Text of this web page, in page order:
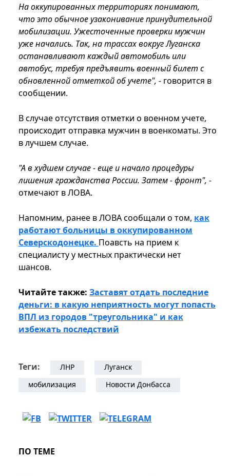
На оккупированных территориях понимают,
что это обычное узаконивание принудительной
мобилизации. Ужесточенные проверки мужчин
уже начались. Так, на трассах вокруг Луганска
останавливают каждый автомобиль или
автобус, требуя предъявить военный билет с
обновленной отметкой об учете", - говорится в
сообщении.
В случае отсутствия отметки о военном учете,
происходит отправка мужчин в военкоматы. Это
в лучшем случае.
"А в худшем случае - еще и начало процедуры
лишения гражданства России. Затем - фронт", -
отмечают в ЛОВА.
Напомним, ранее в ЛОВА сообщали о том, как
работают больницы в оккупированном
Северскодонецке. Поавсть на прием к
специалисту у местных практически нет
шансов.
Читайте также: Заставят отдать последние
деньги: в какую неприятность могут попасть
ВПЛ из городов "треугольника" и как
избежать последствий
Теги: ЛНР
Луганск
мобилизация
Новости Донбасса
ПО ТЕМЕ